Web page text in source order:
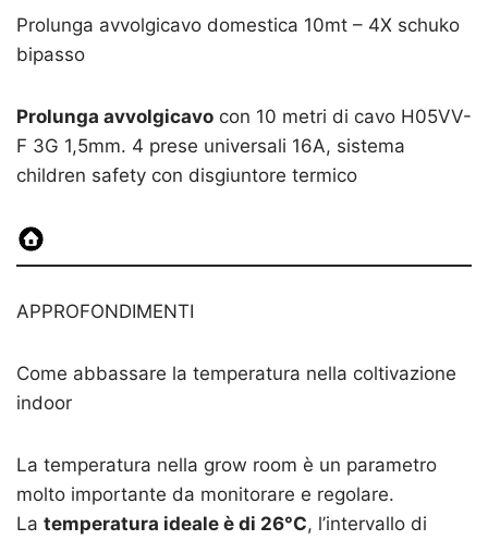
Prolunga avvolgicavo domestica 10mt – 4X schuko
bipasso
Prolunga avvolgicavo con 10 metri di cavo H05VV-
F 3G 1,5mm. 4 prese universali 16A, sistema
children safety con disgiuntore termico
APPROFONDIMENTI
Come abbassare la temperatura nella coltivazione
indoor
La temperatura nella grow room è un parametro
molto importante da monitorare e regolare.
La temperatura ideale è di 26°C, l’intervallo di